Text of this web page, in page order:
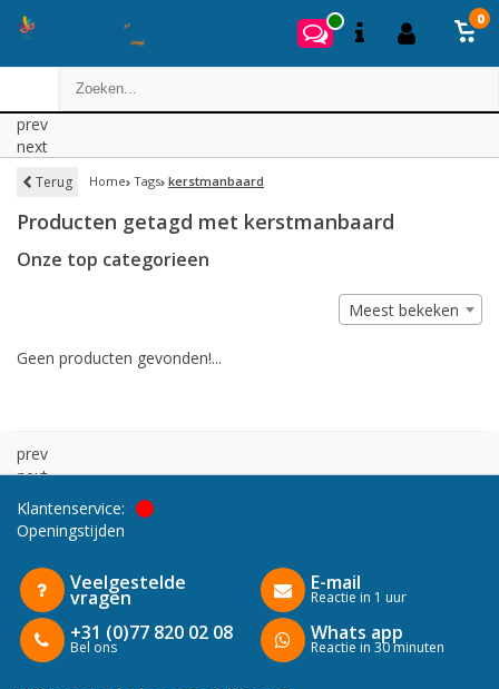
0
prev
next
Terug Home Tags kerstmanbaard
Producten getagd met kerstmanbaard
Onze top categorieen
Meest bekeken
Geen producten gevonden!...
prev
next
Klantenservice:
Openingstijden
Veelgestelde
vragen
+31 (0)77 820 02 08
Bel ons
E-mail
Reactie in 1 uur
Whats app
Reactie in 30 minuten